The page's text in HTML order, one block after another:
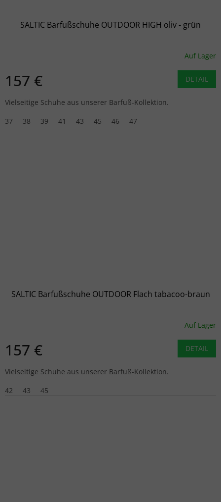
SALTIC Barfußschuhe OUTDOOR HIGH oliv - grün
Auf Lager
157 € DETAIL
Vielseitige Schuhe aus unserer Barfuß-Kollektion.
37
38 39 41 43 45 46 47
SALTIC Barfußschuhe OUTDOOR Flach tabacoo-braun
Auf Lager
157 € DETAIL
Vielseitige Schuhe aus unserer Barfuß-Kollektion.
42
43 45